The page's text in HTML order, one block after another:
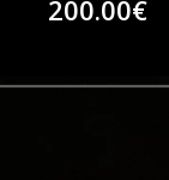
200.00€